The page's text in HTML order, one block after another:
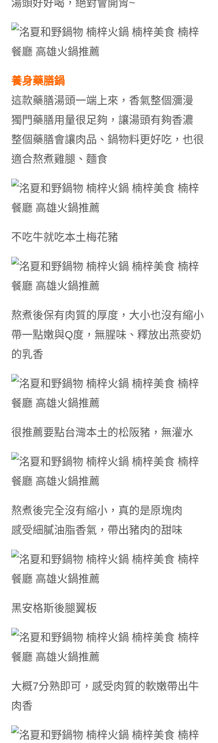
湯頭好好喝，絕對會開胃~
養身藥膳鍋
這款藥膳湯頭一端上來，香氣整個瀰漫
獨門藥膳用量很足夠，讓湯頭有夠香濃
整個藥膳會讓肉品、鍋物料更好吃，也很
適合熬煮雞腿、麵食
不吃牛就吃本土梅花豬
熬煮後保有肉質的厚度，大小也沒有縮小
帶一點嫩與Q度，無腥味、釋放出燕麥奶
的乳香
很推薦要點台灣本土的松阪豬，無灌水
熬煮後完全沒有縮小，真的是原塊肉
感受細膩油脂香氣，帶出豬肉的甜味
黑安格斯後腿翼板
大概7分熟即可，感受肉質的軟嫩帶出牛
肉香